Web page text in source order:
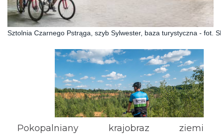
Sztolnia Czarnego Pstrąga, szyb Sylwester, baza turystyczna - fot.
Pokopalniany krajobraz ziemi